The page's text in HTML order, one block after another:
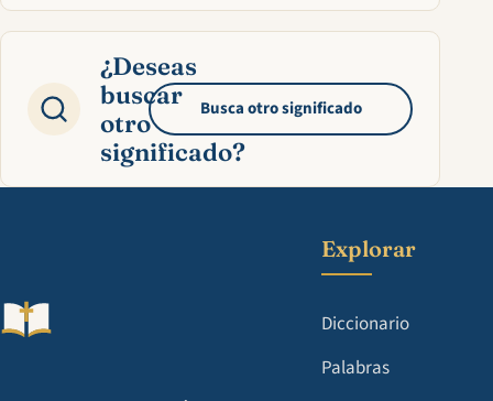
¿Deseas
buscar
otro
significado?
Busca otro significado
Explorar
Diccionario
Palabras